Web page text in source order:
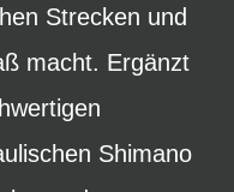
Strecken und
macht. Ergänzt
Shimano